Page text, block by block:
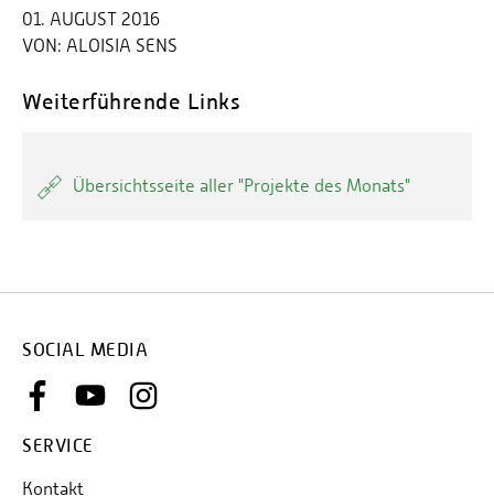
01. AUGUST 2016
VON: ALOISIA SENS
Weiterführende Links
Übersichtsseite aller "Projekte des Monats"
SOCIAL MEDIA
SERVICE
Kontakt